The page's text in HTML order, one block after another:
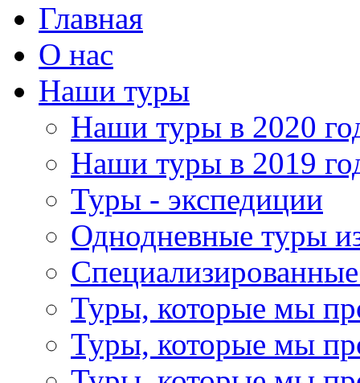
Главная
О нас
Наши туры
Наши туры в 2020
Наши туры в 2019
Туры - экспедиции
Однодневные туры
Туры, которые мы
Туры, которые мы